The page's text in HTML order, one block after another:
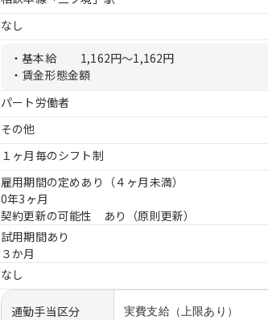
なし
・基本給
1,162円〜1,162円
・賃金形態金額
パート労働者
その他
１ヶ月毎のシフト制
雇用期間の定めあり（４ヶ月未満）
0年3ヶ月
契約更新の可能性 あり（原則更新）
試用期間あり
３か月
なし
通勤手当区分 実費支給（上限あり）